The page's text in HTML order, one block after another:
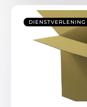
DIENSTVERLENING